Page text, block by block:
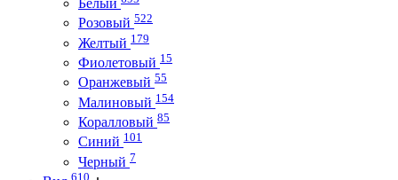
Розовый 522
Желтый 179
Фиолетовый 15
Оранжевый 55
Малиновый 154
Коралловый 85
Синий 101
Черный 7
610